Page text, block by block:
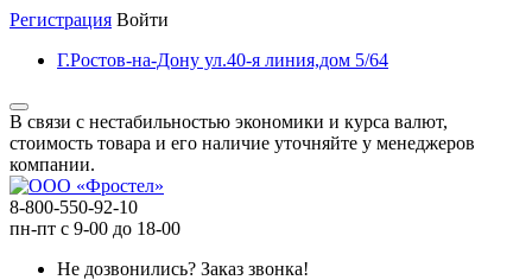
Регистрация Войти
Г.Ростов-на-Дону ул.40-я линия,дом 5/64
В связи с нестабильностью экономики и курса валют,
стоимость товара и его наличие уточняйте у менеджеров
компании.
8-800-550-92-10
пн-пт с 9-00 до 18-00
Не дозвонились? Заказ звонка!